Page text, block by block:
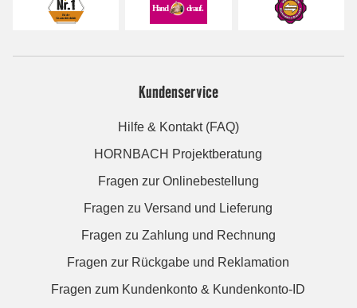
Kundenservice
Hilfe & Kontakt (FAQ)
HORNBACH Projektberatung
Fragen zur Onlinebestellung
Fragen zu Versand und Lieferung
Fragen zu Zahlung und Rechnung
Fragen zur Rückgabe und Reklamation
Fragen zum Kundenkonto & Kundenkonto-ID